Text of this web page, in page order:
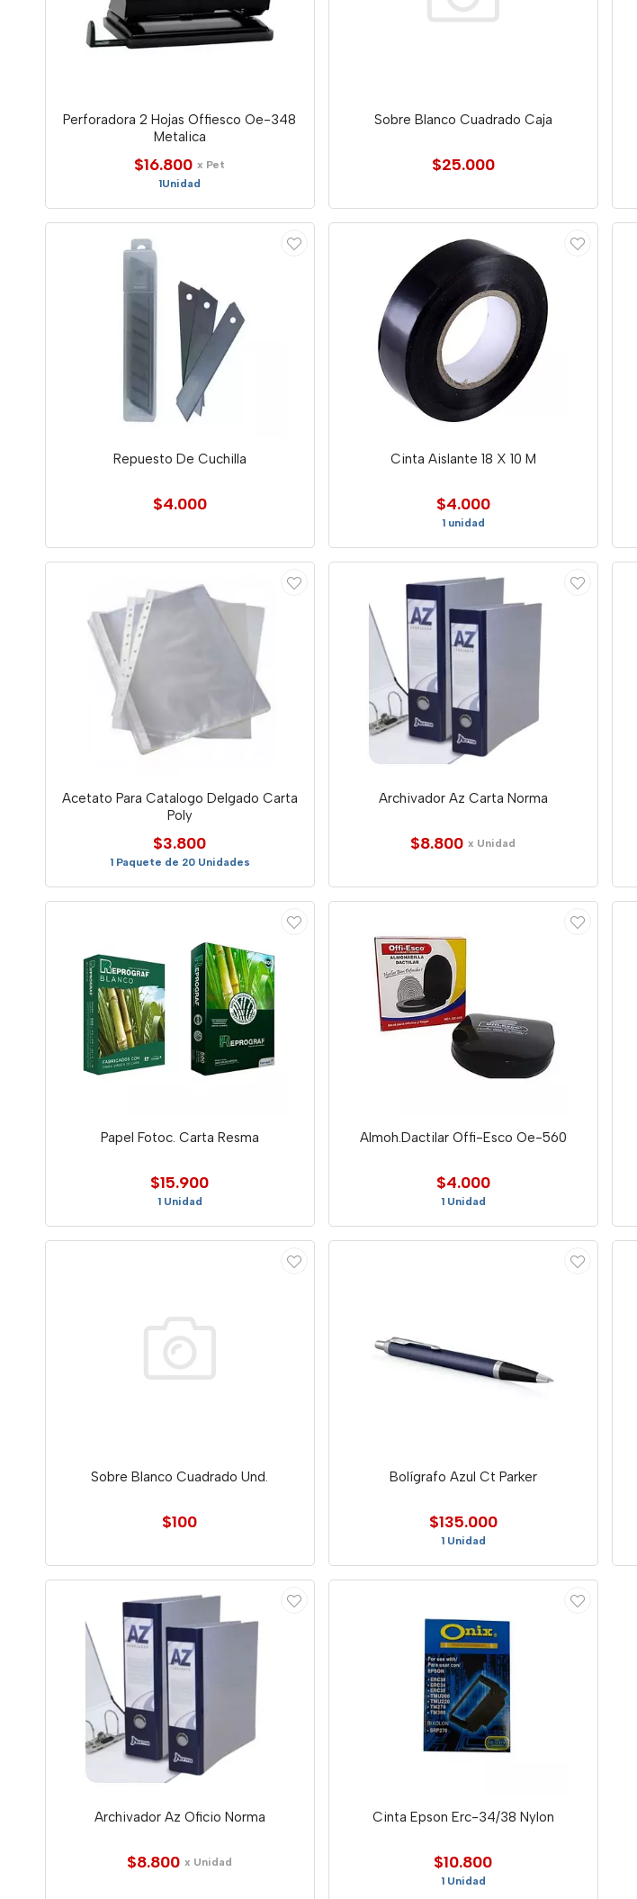
Perforadora 2 Hojas Offiesco Oe-348
Metalica
$16.800 x Pet
1Unidad
Sobre Blanco Cuadrado Caja
$25.000
Repuesto De Cuchilla
$4.000
Cinta Aislante 18 X 10 M
$4.000
1 unidad
Acetato Para Catalogo Delgado Carta
Poly
$3.800
1 Paquete de 20 Unidades
Archivador Az Carta Norma
$8.800 x Unidad
Papel Fotoc. Carta Resma
$15.900
1 Unidad
Almoh.Dactilar Offi-Esco Oe-560
$4.000
1 Unidad
Sobre Blanco Cuadrado Und.
$100
Bolígrafo Azul Ct Parker
$135.000
1 Unidad
Archivador Az Oficio Norma
$8.800 x Unidad
Cinta Epson Erc-34/38 Nylon
$10.800
1 Unidad